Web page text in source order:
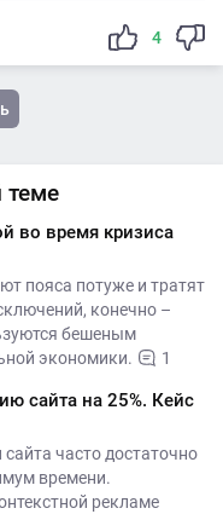
4
теме
во время кризиса
пояса потуже и тратят
конечно –
бешеным
экономики.
1
сайта на 25%. Кейс
часто достаточно
времени.
рекламе